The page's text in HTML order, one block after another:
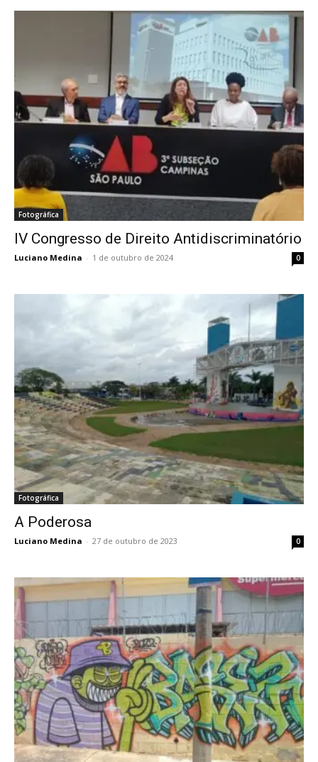
Fotográfica
IV Congresso de Direito Antidiscriminatório
Luciano Medina - 1 de outubro de 2024 0
Fotográfica
A Poderosa
Luciano Medina - 27 de outubro de 2023 0